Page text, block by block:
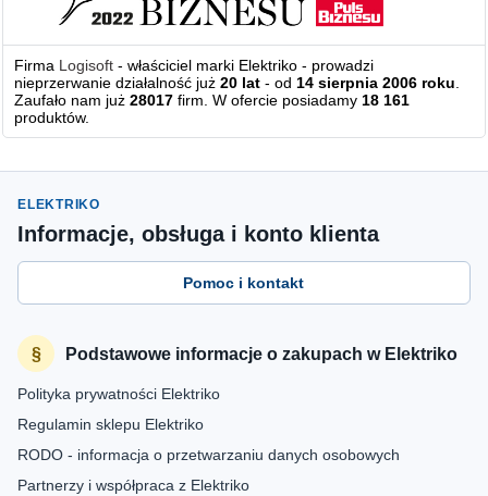
Firma Logisoft - właściciel marki Elektriko - prowadzi
nieprzerwanie działalność już20 lat - od14 sierpnia 2006 roku.
Zaufało nam już28017 firm. W ofercie posiadamy18 161
produktów.
ELEKTRIKO
Informacje, obsługa i konto klienta
Pomoc i kontakt
Podstawowe informacje o zakupach w Elektriko
Polityka prywatności Elektriko
Regulamin sklepu Elektriko
RODO - informacja o przetwarzaniu danych osobowych
Partnerzy i współpraca z Elektriko